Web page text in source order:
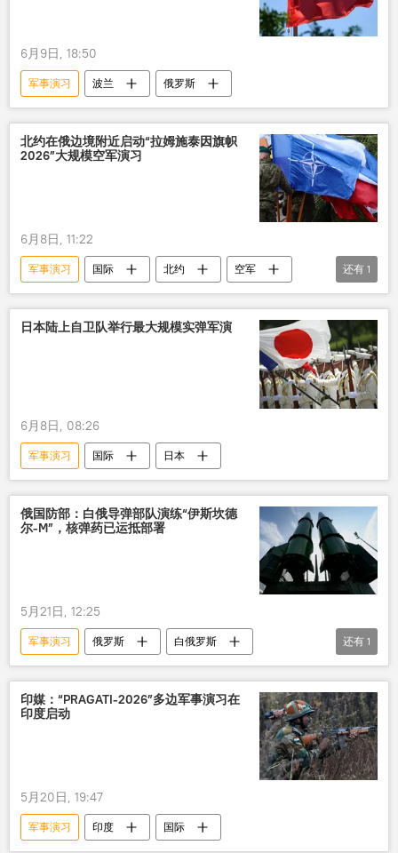
6月9日, 18:50
军事演习 波兰 俄罗斯
北约在俄边境附近启动“拉姆施泰因旗帜
2026”大规模空军演习
6月8日, 11:22
军事演习 国际 北约
空军
防空系统
还有 1
日本陆上自卫队举行最大规模实弹军演
6月8日, 08:26
军事演习 国际 日本
俄国防部：白俄导弹部队演练“伊斯坎德
尔-M”，核弹药已运抵部署
5月21日, 12:25
军事演习 俄罗斯
白俄罗斯
伊斯坎德尔-M”系统
还有 1
印媒：“PRAGATI-2026”多边军事演习在
印度启动
5月20日, 19:47
军事演习 印度 国际